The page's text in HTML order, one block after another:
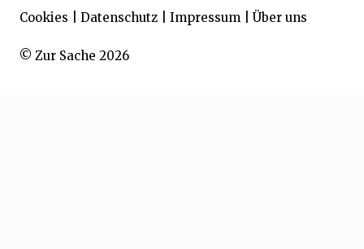
© Zur Sache 2026
Cookies Datenschutz Impressum Über uns